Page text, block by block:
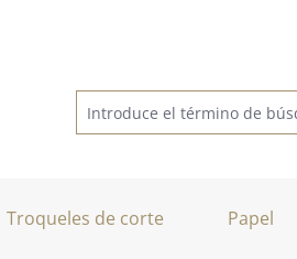
Troqueles de corte Papel